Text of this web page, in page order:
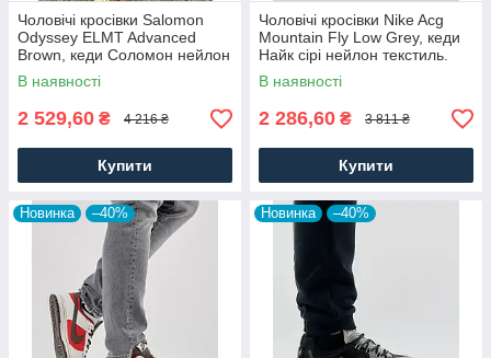
Чоловічі кросівки Salomon
Odyssey ELMT Advanced
Brown, кеди Соломон нейлон
текстиль коричневі, Чоловіче
взуття
В наявності
2 529,60 ₴ 4 216 ₴
Купити
Чоловічі кросівки Nike Acg
Mountain Fly Low Grey, кеди
Найк сірі нейлон текстиль.
Чоловіче взуття
В наявності
2 286,60 ₴ 3 811 ₴
Купити
Новинка –40% Новинка –40%